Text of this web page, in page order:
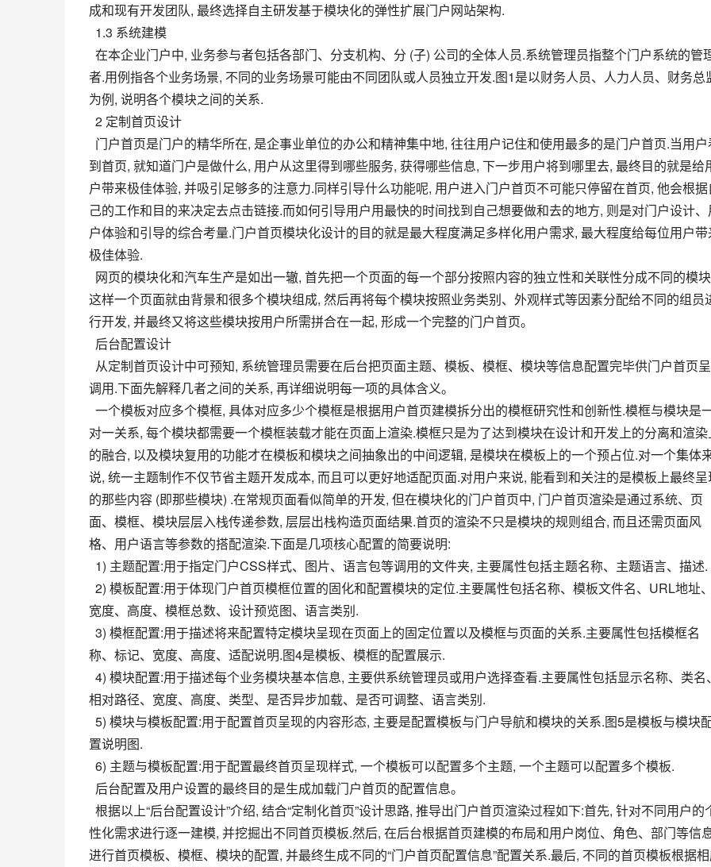
成和现有开发团队, 最终选择自主研发基于模块化的弹性扩展门户网站架构.
  1.3 系统建模
者.用例指各个业务场景, 不同的业务场景可能由不同团队或人员独立开发.图1是以财务人员、人力人员、财务总
为例, 说明各个模块之间的关系.
  2 定制首页设计
到首页, 就知道门户是做什么, 用户从这里得到哪些服务, 获得哪些信息, 下一步用户将到哪里去, 最终目的就是给
户带来极佳体验, 并吸引足够多的注意力.同样引导什么功能呢, 用户进入门户首页不可能只停留在首页, 他会根据
己的工作和目的来决定去点击链接.而如何引导用户用最快的时间找到自己想要做和去的地方, 则是对门户设计、
户体验和引导的综合考量.门户首页模块化设计的目的就是最大程度满足多样化用户需求, 最大程度给每位用户
极佳体验.
这样一个页面就由背景和很多个模块组成, 然后再将每个模块按照业务类别、外观样式等因素分配给不同的组员
行开发, 并最终又将这些模块按用户所需拼合在一起, 形成一个完整的门户首页。
  后台配置设计
调用.下面先解释几者之间的关系, 再详细说明每一项的具体含义。
对一关系, 每个模块都需要一个模框装载才能在页面上渲染.模框只是为了达到模块在设计和开发上的分离和渲染
的融合, 以及模块复用的功能才在模板和模块之间抽象出的中间逻辑, 是模块在模板上的一个预占位.对一个集体
说, 统一主题制作不仅节省主题开发成本, 而且可以更好地适配页面.对用户来说, 能看到和关注的是模板上最终
的那些内容 (即那些模块) .在常规页面看似简单的开发, 但在模块化的门户首页中, 门户首页渲染是通过系统、页
面、模框、模块层层入栈传递参数, 层层出栈构造页面结果.首页的渲染不只是模块的规则组合, 而且还需页面风
格、用户语言等参数的搭配渲染.下面是几项核心配置的简要说明:
  1) 主题配置:用于指定门户CSS样式、图片、语言包等调用的文件夹, 主要属性包括主题名称、主题语言、描述.
宽度、高度、模框总数、设计预览图、语言类别.
称、标记、宽度、高度、适配说明.图4是模板、模框的配置展示.
相对路径、宽度、高度、类型、是否异步加载、是否可调整、语言类别.
置说明图.
  6) 主题与模板配置:用于配置最终首页呈现样式, 一个模板可以配置多个主题, 一个主题可以配置多个模板.
  后台配置及用户设置的最终目的是生成加载门户首页的配置信息。
性化需求进行逐一建模, 并挖掘出不同首页模板.然后, 在后台根据首页建模的布局和用户岗位、角色、部门等信
进行首页模板、模框、模块的配置, 并最终生成不同的“门户首页配置信息”配置关系.最后, 不同的首页模板根据